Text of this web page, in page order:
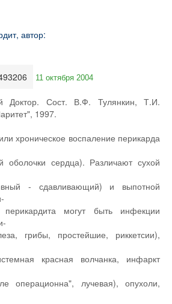
11 октября 2004
Доктор. Сост. В.Ф. Тулянкин, Т.И.
1997.
хроническое воспаление перикарда
оболочки сердца). Различают сухой
- сдавливающий) и выпотной
могут быть инфекции
грибы, простейшие, риккетсии),
красная волчанка, инфаркт
операционна", лучевая), опухоли,